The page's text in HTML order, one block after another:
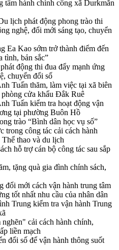
hành chính công xã Durkmăn
lịch phát động phong trào thi
nghệ, đổi mới sáng tạo, chuyển
Ea Kao sớm trở thành điểm đến
tình, bản sắc”
động thi đua đẩy mạnh ứng
chuyển đổi số
Tuấn thăm, làm việc tại xã biên
cửa khẩu Đắk Ruê
Tuấn kiểm tra hoạt động vận
tại phường Buôn Hồ
trào “Bình dân học vụ số”
trong công tác cải cách hành
thao và du lịch
hỗ trợ cán bộ công tác sau sắp
tặng quà gia đình chính sách,
đổi mới cách vận hành trung tâm
tốt nhất nhu cầu của nhân dân
Trung kiểm tra vận hành Trung
cải cách hành chính,
liền mạch
đổi số để vận hành thông suốt